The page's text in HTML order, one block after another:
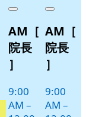
月
15
日
イ
ベ
ト)
Close
AM［
院長
］
9:00
AM –
月
16
日
イ
Close
AM［
院長
］
9:00
AM –